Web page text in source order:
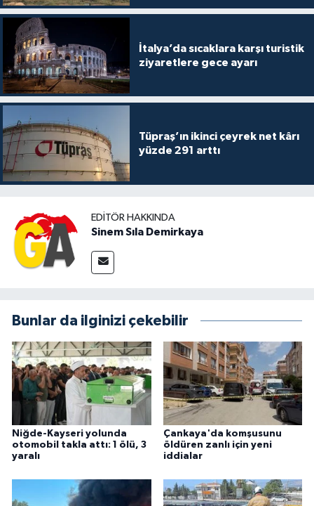
İtalya’da sıcaklara karşı turistik
ziyaretlere gece ayarı
Tüpraş’ın ikinci çeyrek net kârı
yüzde 291 arttı
EDITÖR HAKKINDA
Sinem Sıla Demirkaya
Bunlar da ilginizi çekebilir
Niğde-Kayseri yolunda
otomobil takla attı: 1 ölü, 3
yaralı
Çankaya'da komşusunu
öldüren zanlı için yeni
iddialar